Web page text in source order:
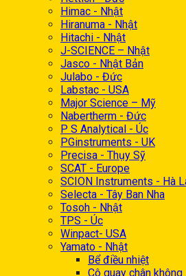
Himac - Nhật
Hiranuma - Nhật
Hitachi - Nhật
J-SCIENCE – Nhật
Jasco - Nhật Bản
Julabo - Đức
Labstac - USA
Major Science – Mỹ
Nabertherm - Đức
P S Analytical - Úc
PGinstruments - UK
Precisa - Thụy Sỹ
SCAT - Europe
SCION Instruments - Hà
Selecta - Tây Ban Nha
Tosoh - Nhật
TPS - Úc
Winpact- USA
Yamato - Nhật
Bể điều nhiệt
Cô quay chân không